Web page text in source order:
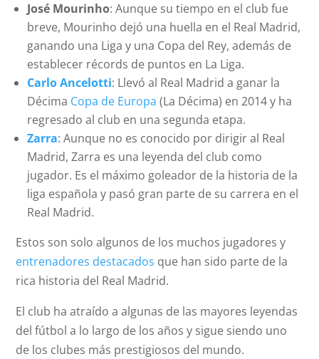
José Mourinho: Aunque su tiempo en el club fue
breve, Mourinho dejó una huella en el Real Madrid,
ganando una Liga y una Copa del Rey, además de
establecer récords de puntos en La Liga.
Carlo Ancelotti: Llevó al Real Madrid a ganar la
Décima Copa de Europa (La Décima) en 2014 y ha
regresado al club en una segunda etapa.
Zarra: Aunque no es conocido por dirigir al Real
Madrid, Zarra es una leyenda del club como
jugador. Es el máximo goleador de la historia de la
liga española y pasó gran parte de su carrera en el
Real Madrid.
Estos son solo algunos de los muchos jugadores y
entrenadores destacados que han sido parte de la
rica historia del Real Madrid.
El club ha atraído a algunas de las mayores leyendas
del fútbol a lo largo de los años y sigue siendo uno
de los clubes más prestigiosos del mundo.